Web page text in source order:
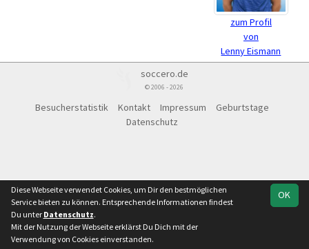
zum Profil
von
Lenny Eismann
soccero.de
© 2006 - 2026
Besucherstatistik Kontakt Impressum
Geburtstage
Datenschutz
OK
Diese Webseite verwendet Cookies, um Dir den bestmöglichen
Service bieten zu können. Entsprechende Informationen findest
Du unter Datenschutz.
Mit der Nutzung der Webseite erklärst Du Dich mit der
Verwendung von Cookies einverstanden.